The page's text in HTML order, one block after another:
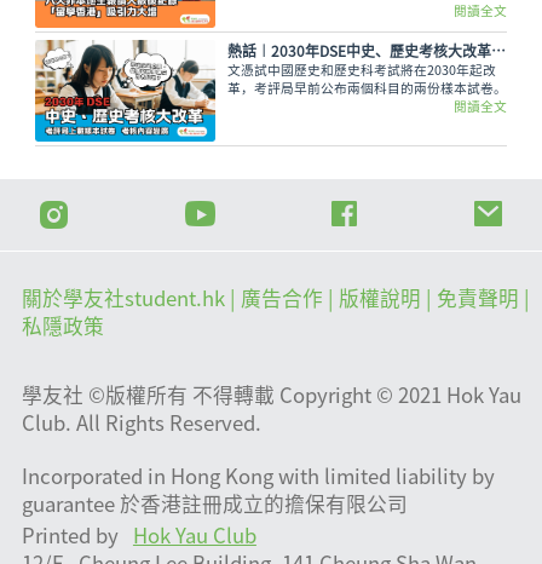
閱讀全文
熱話︱2030年DSE中史、歷史考核大改革 考評局上載樣本試卷
文憑試中國歷史和歷史科考試將在2030年起改
革，考評局早前公布兩個科目的兩份樣本試卷。
閱讀全文
關於學友社student.hk | 廣告合作 | 版權說明
| 免責聲明 |
私隱政策
學友社 ©版權所有 不得轉載 Copyright © 2021 Hok Yau
Club. All Rights Reserved.
Incorporated in Hong Kong with limited liability by
guarantee 於香港註冊成立的擔保有限公司
Printed by
Hok Yau Club